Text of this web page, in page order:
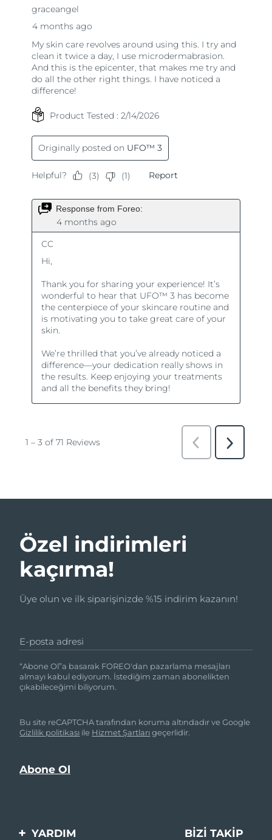
Özel indirimleri
kaçırma!
Üye olun ve ilk siparişinizde %15 indirim kazanın!
E-posta adresi
“Abone Ol”a basarak FOREO'dan pazarlama mesajları
almayı kabul ediyorum. İstediğim zaman abonelikten
çıkabileceğimi biliyorum.
Bu site reCAPTCHA tarafından koruma altındadır ve Google
Gizlilik politikası ile Hizmet Şartlarıgeçerlidir.
YARDIM BIZI TAKIP